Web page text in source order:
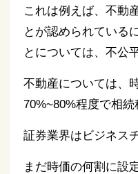
これは例えば、不動
とが認められている
とについては、不公
不動産については、
70%~80%程度で相
証券業界はビジネス
まだ時価の何割に設